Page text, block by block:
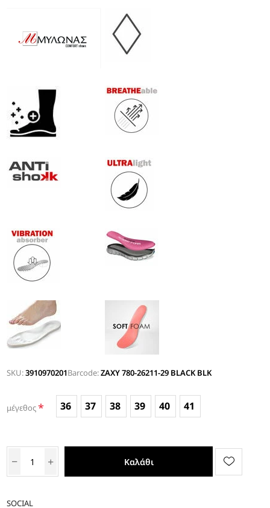
SKU:3910970201Barcode:ZAXY 780-26211-29 BLACK BLK
μέγεθος* 36 37 38 39 40 41
Καλάθι
SOCIAL